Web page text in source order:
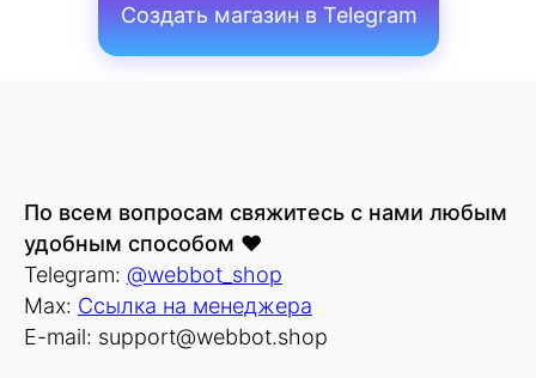
Создать магазин в Telegram
По всем вопросам свяжитесь с нами любым
удобным способом ❤️
Telegram: @webbot_shop
Max: Ссылка на менеджера
E-mail: support@webbot.shop